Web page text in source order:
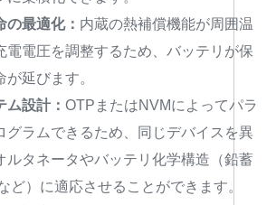
の最適化： 内蔵の熱補償機能が周囲温
電電圧を調整するため、バッテリが保
延びます。
ム設計： OTPまたはNVMによってパラ
グラムできるため、同じデバイスを異
ルタネータやバッテリ化学構造（鉛蓄
ど）に適応させることができます。